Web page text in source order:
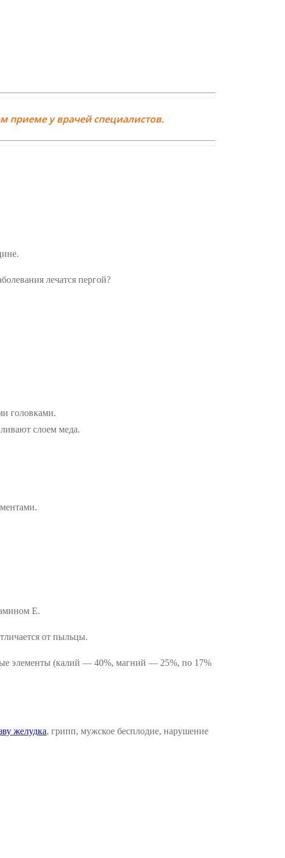
приеме у врачей специалистов.
лечатся пергой?
головками.
слоем меда.
Е.
от пыльцы.
элементы (калий — 40%, магний — 25%, по 17%
желудка, грипп, мужское бесплодие, нарушение